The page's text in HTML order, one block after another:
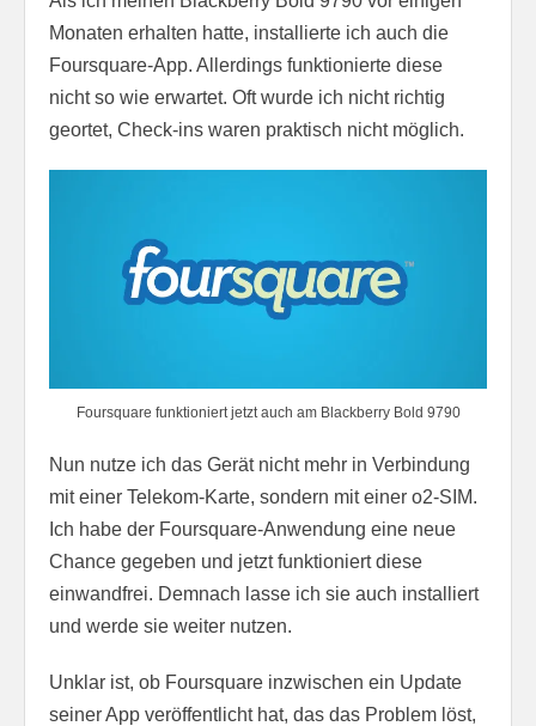
Monaten erhalten hatte, installierte ich auch die
Foursquare-App. Allerdings funktionierte diese
nicht so wie erwartet. Oft wurde ich nicht richtig
geortet, Check-ins waren praktisch nicht möglich.
Foursquare funktioniert jetzt auch am Blackberry Bold 9790
Nun nutze ich das Gerät nicht mehr in Verbindung
mit einer Telekom-Karte, sondern mit einer o2-SIM.
Ich habe der Foursquare-Anwendung eine neue
Chance gegeben und jetzt funktioniert diese
einwandfrei. Demnach lasse ich sie auch installiert
und werde sie weiter nutzen.
Unklar ist, ob Foursquare inzwischen ein Update
seiner App veröffentlicht hat, das das Problem löst,